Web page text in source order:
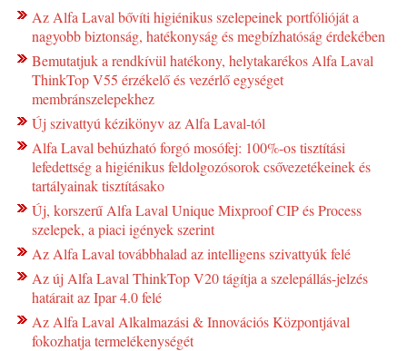
Az Alfa Laval bővíti higiénikus szelepeinek portfólióját a
nagyobb biztonság, hatékonyság és megbízhatóság érdekében
Bemutatjuk a rendkívül hatékony, helytakarékos Alfa Laval
ThinkTop V55 érzékelő és vezérlő egységet
membránszelepekhez
Új szivattyú kézikönyv az Alfa Laval-tól
Alfa Laval behúzható forgó mosófej: 100%-os tisztítási
lefedettség a higiénikus feldolgozósorok csővezetékeinek és
tartályainak tisztításako
Új, korszerű Alfa Laval Unique Mixproof CIP és Process
szelepek, a piaci igények szerint
Az Alfa Laval továbbhalad az intelligens szivattyúk felé
Az új Alfa Laval ThinkTop V20 tágítja a szelepállás-jelzés
határait az Ipar 4.0 felé
Az Alfa Laval Alkalmazási & Innovációs Központjával
fokozhatja termelékenységét